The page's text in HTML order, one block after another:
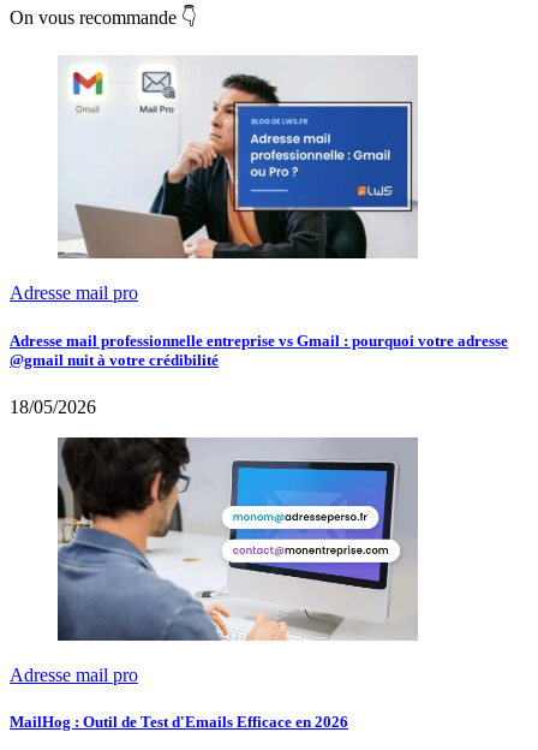
On vous recommande 👇
Adresse mail pro
Adresse mail professionnelle entreprise vs Gmail : pourquoi votre adresse
@gmail nuit à votre crédibilité
18/05/2026
Adresse mail pro
MailHog : Outil de Test d'Emails Efficace en 2026